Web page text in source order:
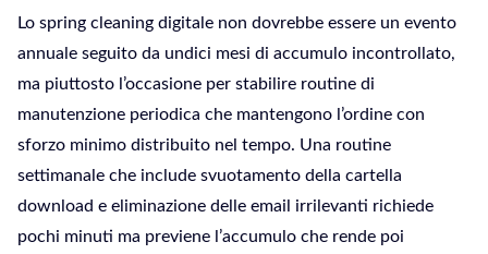
Lo spring cleaning digitale non dovrebbe essere un evento
annuale seguito da undici mesi di accumulo incontrollato,
ma piuttosto l’occasione per stabilire routine di
manutenzione periodica che mantengono l’ordine con
sforzo minimo distribuito nel tempo. Una routine
settimanale che include svuotamento della cartella
download e eliminazione delle email irrilevanti richiede
pochi minuti ma previene l’accumulo che rende poi